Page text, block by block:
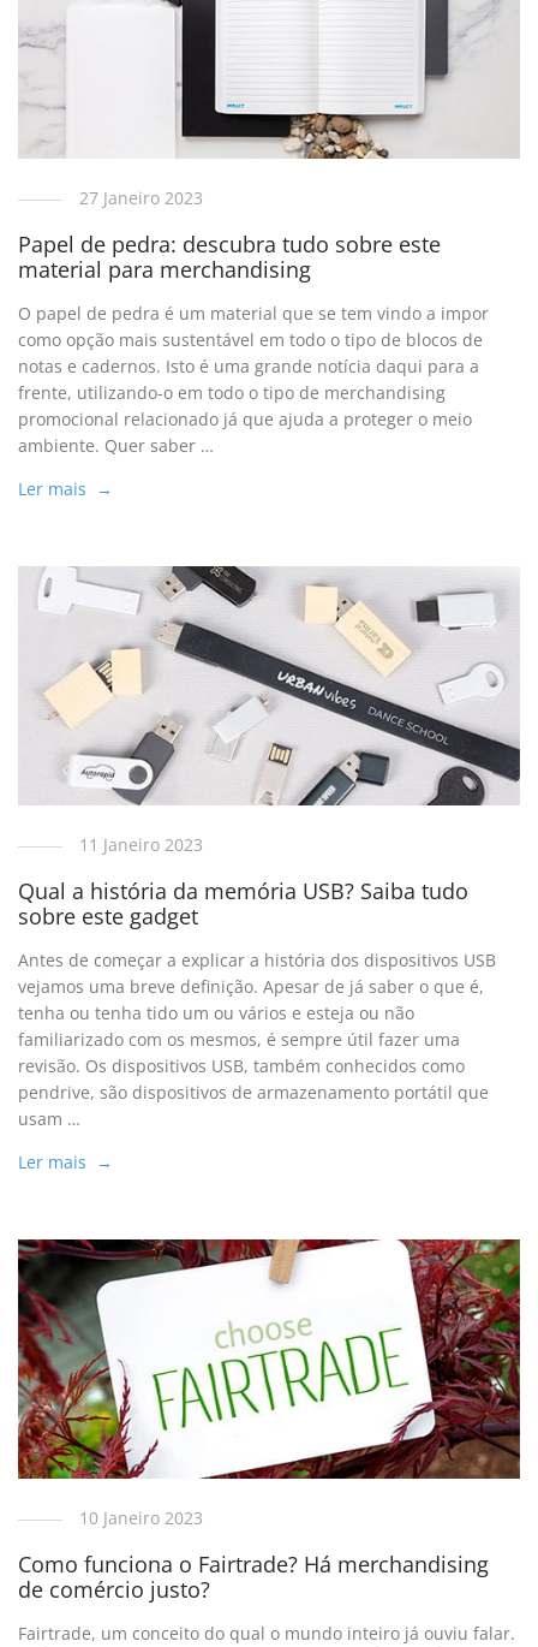
27 Janeiro 2023
Papel de pedra: descubra tudo sobre este
material para merchandising
O papel de pedra é um material que se tem vindo a impor
como opção mais sustentável em todo o tipo de blocos de
notas e cadernos. Isto é uma grande notícia daqui para a
frente, utilizando-o em todo o tipo de merchandising
promocional relacionado já que ajuda a proteger o meio
ambiente. Quer saber …
Ler mais →
11 Janeiro 2023
Qual a história da memória USB? Saiba tudo
sobre este gadget
Antes de começar a explicar a história dos dispositivos USB
vejamos uma breve definição. Apesar de já saber o que é,
tenha ou tenha tido um ou vários e esteja ou não
familiarizado com os mesmos, é sempre útil fazer uma
revisão. Os dispositivos USB, também conhecidos como
pendrive, são dispositivos de armazenamento portátil que
usam …
Ler mais →
10 Janeiro 2023
Como funciona o Fairtrade? Há merchandising
de comércio justo?
Fairtrade, um conceito do qual o mundo inteiro já ouviu falar.